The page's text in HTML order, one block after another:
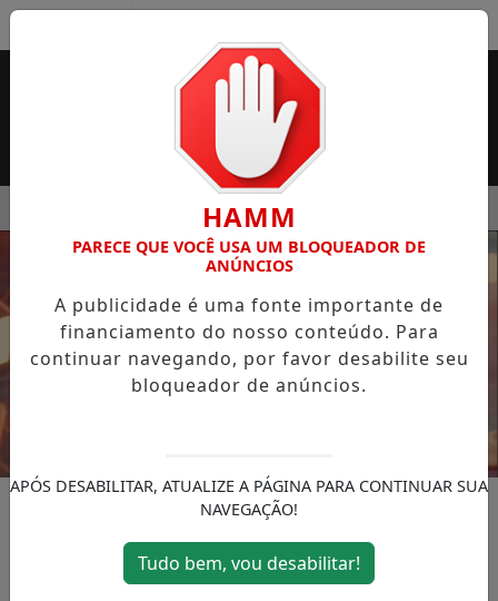
ROSSI SERÁ BREVEMENTE INAUGURADA
EM ALTA
FRANCO DA ROCHA
HAMM
PARECE QUE VOCÊ USA UM BLOQUEADOR DE
ANÚNCIOS
A publicidade é uma fonte importante de
financiamento do nosso conteúdo. Para
continuar navegando, por favor desabilite seu
bloqueador de anúncios.
APÓS DESABILITAR, ATUALIZE A PÁGINA PARA CONTINUAR SUA
NAVEGAÇÃO!
Tudo bem, vou desabilitar!